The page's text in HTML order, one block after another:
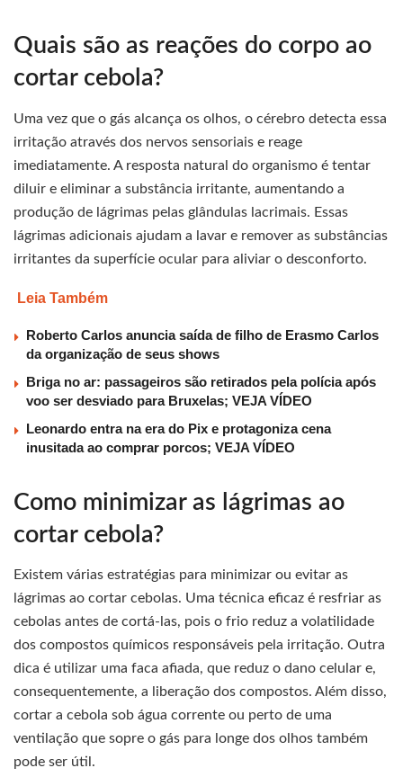
Quais são as reações do corpo ao
cortar cebola?
Uma vez que o gás alcança os olhos, o cérebro detecta essa
irritação através dos nervos sensoriais e reage
imediatamente. A resposta natural do organismo é tentar
diluir e eliminar a substância irritante, aumentando a
produção de lágrimas pelas glândulas lacrimais. Essas
lágrimas adicionais ajudam a lavar e remover as substâncias
irritantes da superfície ocular para aliviar o desconforto.
Leia Também
Roberto Carlos anuncia saída de filho de Erasmo Carlos
da organização de seus shows
Briga no ar: passageiros são retirados pela polícia após
voo ser desviado para Bruxelas; VEJA VÍDEO
Leonardo entra na era do Pix e protagoniza cena
inusitada ao comprar porcos; VEJA VÍDEO
Como minimizar as lágrimas ao
cortar cebola?
Existem várias estratégias para minimizar ou evitar as
lágrimas ao cortar cebolas. Uma técnica eficaz é resfriar as
cebolas antes de cortá-las, pois o frio reduz a volatilidade
dos compostos químicos responsáveis pela irritação. Outra
dica é utilizar uma faca afiada, que reduz o dano celular e,
consequentemente, a liberação dos compostos. Além disso,
cortar a cebola sob água corrente ou perto de uma
ventilação que sopre o gás para longe dos olhos também
pode ser útil.